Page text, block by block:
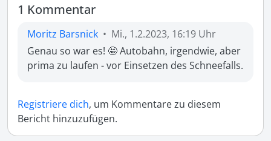
1 Kommentar
Moritz Barsnick • Mi., 1.2.2023, 16:19 Uhr
Genau so war es! 🤩 Autobahn, irgendwie, aber
prima zu laufen - vor Einsetzen des Schneefalls.
Registriere dich, um Kommentare zu diesem
Bericht hinzuzufügen.